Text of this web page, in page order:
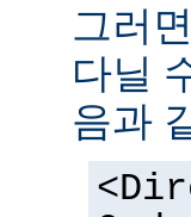
그러
다닐
음과